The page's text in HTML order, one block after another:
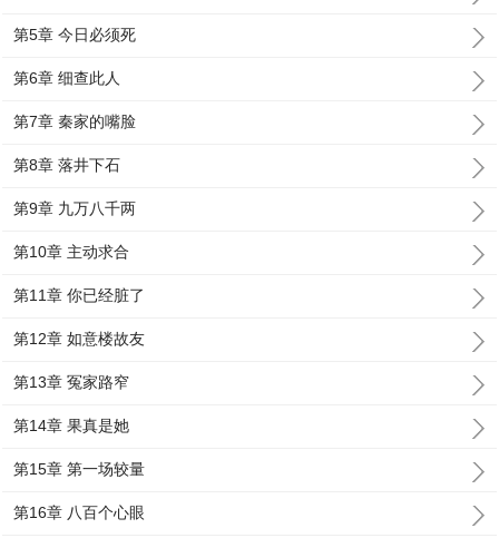
第5章 今日必须死
第6章 细查此人
第7章 秦家的嘴脸
第8章 落井下石
第9章 九万八千两
第10章 主动求合
第11章 你已经脏了
第12章 如意楼故友
第13章 冤家路窄
第14章 果真是她
第15章 第一场较量
第16章 八百个心眼